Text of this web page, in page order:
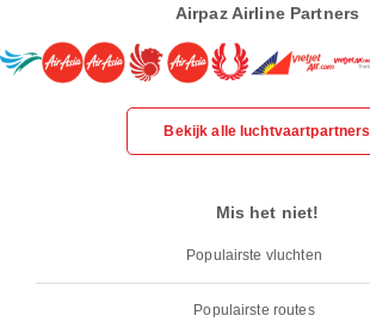
Airpaz Airline Partners
Bekijk alle luchtvaartpartners
Mis het niet!
Populairste vluchten
Populairste routes